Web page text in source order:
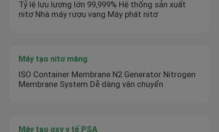
Tỷ lệ lưu lượng lớn 99,999% Hệ thống sản xuất
nitơ Nhà máy rượu vang Máy phát nitơ
Máy tạo nitơ màng
ISO Container Membrane N2 Generator Nitrogen
Membrane System Dễ dàng vận chuyển
Máy tạo oxy y tế PSA